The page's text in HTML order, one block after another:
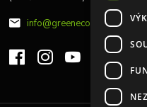
info@greeneco.cz